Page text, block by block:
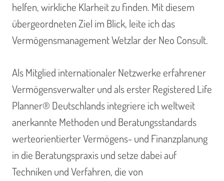
helfen, wirkliche Klarheit zu finden. Mit diesem
übergeordneten Ziel im Blick, leite ich das
Vermögensmanagement Wetzlar der Neo Consult.
Als Mitglied internationaler Netzwerke erfahrener
Vermögensverwalter und als erster Registered Life
Planner® Deutschlands integriere ich weltweit
anerkannte Methoden und Beratungsstandards
werteorientierter Vermögens- und Finanzplanung
in die Beratungspraxis und setze dabei auf
Techniken und Verfahren, die von